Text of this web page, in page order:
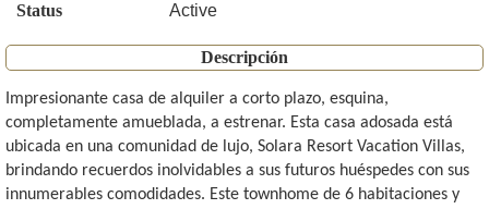
Status Active
Descripción
Impresionante casa de alquiler a corto plazo, esquina,
completamente amueblada, a estrenar. Esta casa adosada está
ubicada en una comunidad de lujo, Solara Resort Vacation Villas,
brindando recuerdos inolvidables a sus futuros huéspedes con sus
innumerables comodidades. Este townhome de 6 habitaciones y